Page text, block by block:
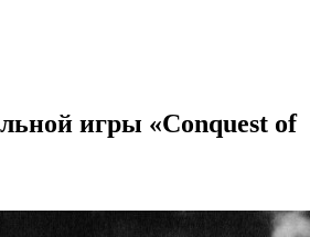
игры «Conquest of